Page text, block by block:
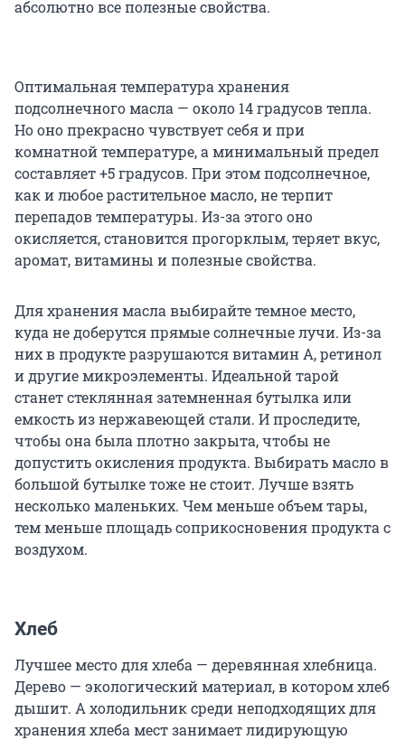
абсолютно все полезные свойства.
Оптимальная температура хранения
подсолнечного масла — около 14 градусов тепла.
Но оно прекрасно чувствует себя и при
комнатной температуре, а минимальный предел
составляет +5 градусов. При этом подсолнечное,
как и любое растительное масло, не терпит
перепадов температуры. Из-за этого оно
окисляется, становится прогорклым, теряет вкус,
аромат, витамины и полезные свойства.
Для хранения масла выбирайте темное место,
куда не доберутся прямые солнечные лучи. Из-за
них в продукте разрушаются витамин А, ретинол
и другие микроэлементы. Идеальной тарой
станет стеклянная затемненная бутылка или
емкость из нержавеющей стали. И проследите,
чтобы она была плотно закрыта, чтобы не
допустить окисления продукта. Выбирать масло в
большой бутылке тоже не стоит. Лучше взять
несколько маленьких. Чем меньше объем тары,
тем меньше площадь соприкосновения продукта с
воздухом.
Хлеб
Лучшее место для хлеба — деревянная хлебница.
Дерево — экологический материал, в котором хлеб
дышит. А холодильник среди неподходящих для
хранения хлеба мест занимает лидирующую